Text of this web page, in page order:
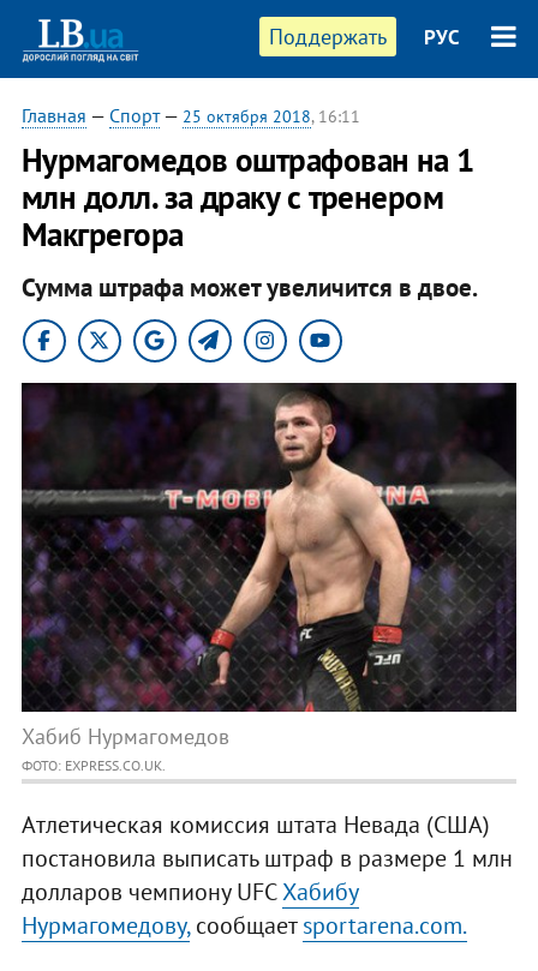
Поддержать РУС
Главная — Спорт— 25 октября 2018, 16:11
Нурмагомедов оштрафован на 1
млн долл. за драку с тренером
Макгрегора
Сумма штрафа может увеличится в двое.
Хабиб Нурмагомедов
ФОТО: EXPRESS.CO.UK.
Атлетическая комиссия штата Невада (США)
постановила выписать штраф в размере 1 млн
долларов чемпиону UFCХабибу
Нурмагомедову,сообщаетsportarena.com.